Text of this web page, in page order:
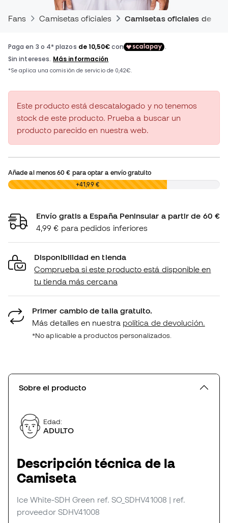
Fans Camisetas oficiales Camisetas oficiales de
Este producto está descatalogado y no tenemos
stock de este producto. Prueba a buscar un
producto parecido en nuestra web.
Añade al menos60 € para optar a envío gratuito
0,00 € +41,99 €
Envío gratis a España Peninsular a partir de 60 €
4,99 € para pedidos inferiores
Disponibilidad en tienda
Comprueba si este producto está disponible en
tu tienda más cercana
Primer cambio de talla gratuito.
Más detalles en nuestra política de devolución.
*No aplicable a productos personalizados.
Sobre el producto
Edad:
ADULTO
Descripción técnica de la
Camiseta
Ice White-SDH Green ref. SO_SDHV41008 | ref.
proveedor SDHV41008